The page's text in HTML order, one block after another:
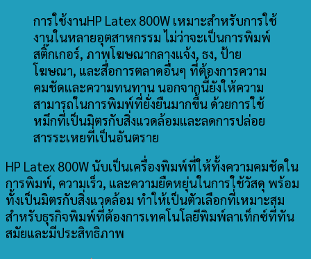
การใช้งานHP Latex 800W เหมาะสำหรับการใช้
งานในหลายอุตสาหกรรม ไม่ว่าจะเป็นการพิมพ์
สติ๊กเกอร์, ภาพโฆษณากลางแจ้ง, ธง, ป้าย
โฆษณา, และสื่อการตลาดอื่นๆ ที่ต้องการความ
คมชัดและความทนทาน นอกจากนี้ยังให้ความ
สามารถในการพิมพ์ที่ยั่งยืนมากขึ้น ด้วยการใช้
หมึกที่เป็นมิตรกับสิ่งแวดล้อมและลดการปล่อย
สารระเหยที่เป็นอันตราย
HP Latex 800W นับเป็นเครื่องพิมพ์ที่ให้ทั้งความคมชัดใน
การพิมพ์, ความเร็ว, และความยืดหยุ่นในการใช้วัสดุ พร้อม
ทั้งเป็นมิตรกับสิ่งแวดล้อม ทำให้เป็นตัวเลือกที่เหมาะสม
สำหรับธุรกิจพิมพ์ที่ต้องการเทคโนโลยีพิมพ์ลาเท็กซ์ที่ทัน
สมัยและมีประสิทธิภาพ